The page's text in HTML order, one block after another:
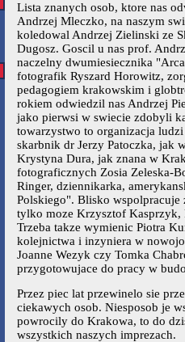
Lista znanych osob, ktore nas
Andrzej Mleczko, na naszym
koledowal Andrzej Zielinski ze
Dugosz. Goscil u nas prof.
naczelny dwumiesiecznika
fotografik Ryszard Horowitz,
pedagogiem krakowskim i
rokiem odwiedzil nas Andrzej
jako pierwsi w swiecie zdobyli
towarzystwo to organizacja
skarbnik dr Jerzy Patoczka, jak
Krystyna Dura, jak znana w
fotograficznych Zosia Zeleska-
Ringer, dziennikarka,
Polskiego". Blisko wspolpracuje
tylko moze Krzysztof Kasprzyk,
Trzeba takze wymienic Piotra
kolejnictwa i inzyniera w
Joanne Wezyk czy Tomka
przygotowujace do pracy w
Przez piec lat przewinelo sie
ciekawych osob. Niesposob je
powrocily do Krakowa, to do
wszystkich naszych imprezach.